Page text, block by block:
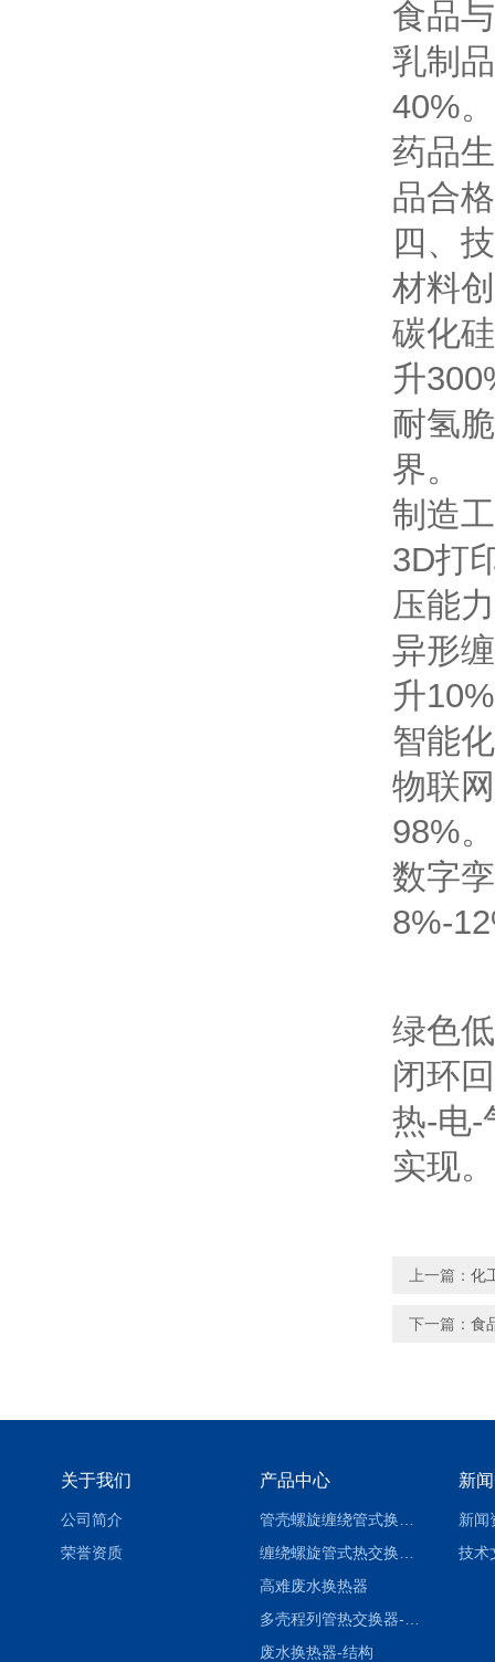
食品
乳制
40%。
药品
品合
四、
材料
碳化
升
耐氢
界。
制造
3D打
压能
异形
升
智能
物联
98%。
数字
8%-
绿色
闭环
热-电-
实现。
上一篇： 化
下一篇： 食
关于我们
公司简介
荣誉资质
产品中心
高难废水换热器
废水换热器-结构
新
新闻
技术